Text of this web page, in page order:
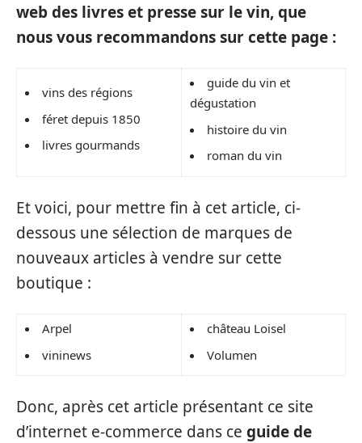
web des livres et presse sur le vin, que
nous vous recommandons sur cette page :
vins des régions
féret depuis 1850
livres gourmands
guide du vin et
dégustation
histoire du vin
roman du vin
Et voici, pour mettre fin à cet article, ci-
dessous une sélection de marques de
nouveaux articles à vendre sur cette
boutique :
Arpel
vininews
château Loisel
Volumen
Donc, après cet article présentant ce site
d’internet e-commerce dans ce guide de